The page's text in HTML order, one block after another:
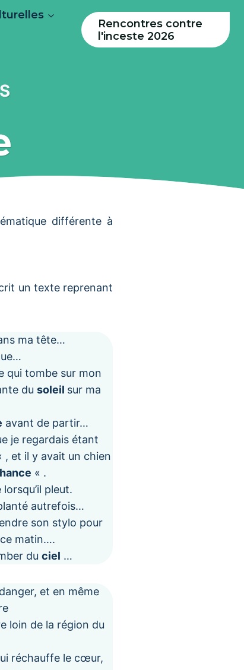
Rencontres contre
l'inceste 2026
différente à
un texte reprenant
ma tête…
qui tombe sur mon
du soleil sur ma
avant de partir…
je regardais étant
, et il y avait un chien
« .
lorsqu’il pleut.
autrefois…
son stylo pour
matin….
du ciel …
et en même
loin de la région du
réchauffe le cœur,